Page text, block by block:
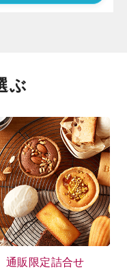
ぶ
通販限定詰合せ